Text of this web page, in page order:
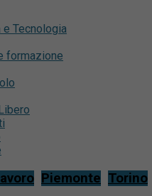
e Tecnologia
formazione
Piemonte Torino